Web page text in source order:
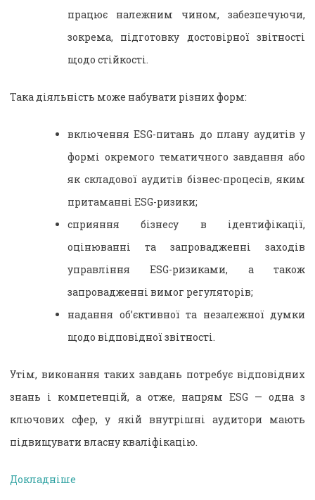
працює належним чином, забезпечуючи,
зокрема, підготовку достовірної звітності
щодо стійкості.
Така діяльність може набувати різних форм:
включення ESG-питань до плану аудитів у
формі окремого тематичного завдання або
як складової аудитів бізнес-процесів, яким
притаманні ESG-ризики;
сприяння бізнесу в ідентифікації,
оцінюванні та запровадженні заходів
управління ESG-ризиками, а також
запровадженні вимог регуляторів;
надання об’єктивної та незалежної думки
щодо відповідної звітності.
Утім, виконання таких завдань потребує відповідних
знань і компетенцій, а отже, напрям ESG — одна з
ключових сфер, у якій внутрішні аудитори мають
підвищувати власну кваліфікацію.
Докладніше